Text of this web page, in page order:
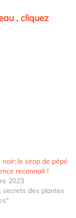
, cliquez
noir: le sirop de pépé
reconnait !
2023
secrets des plantes